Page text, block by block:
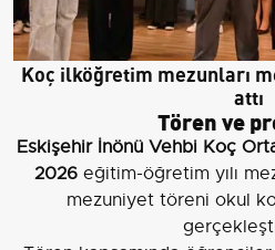
Koç ilköğretim mezunları
attı
Tören ve
Eskişehir İnönü Vehbi Koç
2026 eğitim-öğretim yılı
mezuniyet töreni okul